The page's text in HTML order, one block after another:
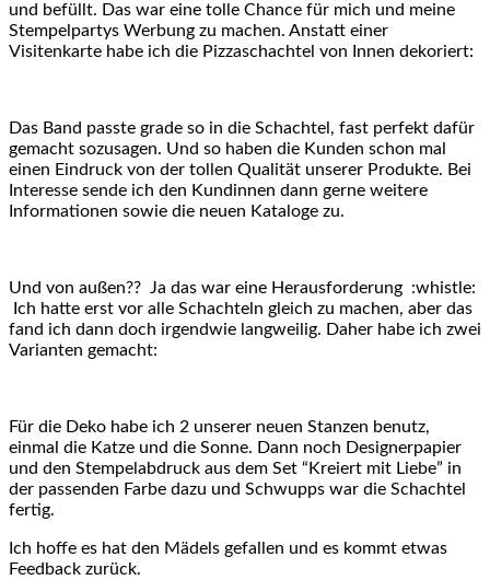
und befüllt. Das war eine tolle Chance für mich und meine
Stempelpartys Werbung zu machen. Anstatt einer
Visitenkarte habe ich die Pizzaschachtel von Innen dekoriert:
Das Band passte grade so in die Schachtel, fast perfekt dafür
gemacht sozusagen. Und so haben die Kunden schon mal
einen Eindruck von der tollen Qualität unserer Produkte. Bei
Interesse sende ich den Kundinnen dann gerne weitere
Informationen sowie die neuen Kataloge zu.
Und von außen?? Ja das war eine Herausforderung :whistle:
Ich hatte erst vor alle Schachteln gleich zu machen, aber das
fand ich dann doch irgendwie langweilig. Daher habe ich zwei
Varianten gemacht:
Für die Deko habe ich 2 unserer neuen Stanzen benutz,
einmal die Katze und die Sonne. Dann noch Designerpapier
und den Stempelabdruck aus dem Set “Kreiert mit Liebe” in
der passenden Farbe dazu und Schwupps war die Schachtel
fertig.
Ich hoffe es hat den Mädels gefallen und es kommt etwas
Feedback zurück.